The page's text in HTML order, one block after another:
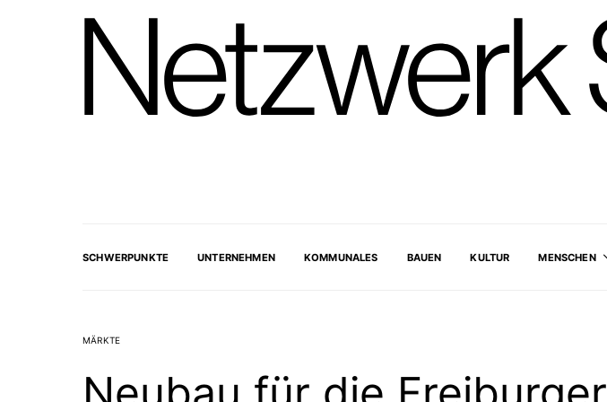
SCHWERPUNKTE UNTERNEHMEN KOMMUNALES BAUEN KULTUR MENSCHEN
MÄRKTE